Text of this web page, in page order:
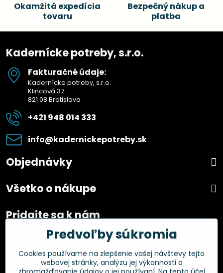
Okamžitá expedícia
tovaru
Bezpečný nákup a
platba
Kadernícke potreby, s.r.o.
Fakturačné údaje:
Kadernícke potreby, s.r.o.
Klincová 37
821 08 Bratislava
+421 948 014 333
info​@kadernickepotreby​.sk
Objednávky
Všetko o nákupe
Pridajte sa k nám
FacebookPredvoľby súkromia
Cookies používame na zlepšenie vašej návštevy tejto
webovej stránky, analýzu jej výkonnosti a